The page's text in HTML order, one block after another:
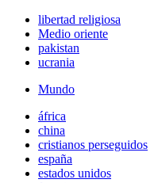
libertad religiosa
Medio oriente
pakistan
ucrania
Mundo
áfrica
china
cristianos perseguidos
españa
estados unidos